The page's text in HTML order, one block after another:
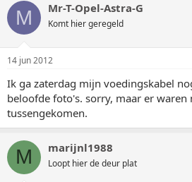
M Mr-T-Opel-Astra-G
Komt hier geregeld
14 jun 2012
Ik ga zaterdag mijn voedingskabel
beloofde foto's. sorry, maar er waren
tussengekomen.
M marijnl1988
Loopt hier de deur plat